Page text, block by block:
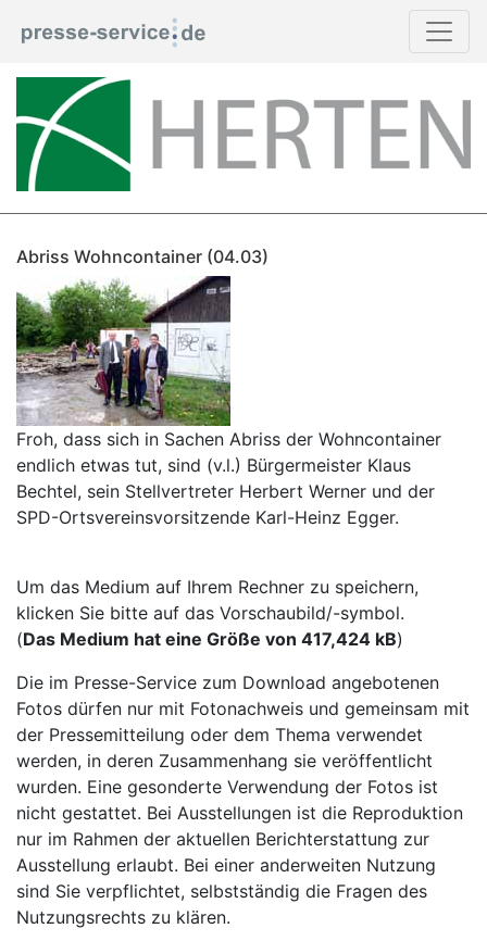
Abriss Wohncontainer (04.03)
Froh, dass sich in Sachen Abriss der Wohncontainer
endlich etwas tut, sind (v.l.) Bürgermeister Klaus
Bechtel, sein Stellvertreter Herbert Werner und der
SPD-Ortsvereinsvorsitzende Karl-Heinz Egger.
Um das Medium auf Ihrem Rechner zu speichern,
klicken Sie bitte auf das Vorschaubild/-symbol.
(Das Medium hat eine Größe von 417,424 kB)
Die im Presse-Service zum Download angebotenen
Fotos dürfen nur mit Fotonachweis und gemeinsam mit
der Pressemitteilung oder dem Thema verwendet
werden, in deren Zusammenhang sie veröffentlicht
wurden. Eine gesonderte Verwendung der Fotos ist
nicht gestattet. Bei Ausstellungen ist die Reproduktion
nur im Rahmen der aktuellen Berichterstattung zur
Ausstellung erlaubt. Bei einer anderweiten Nutzung
sind Sie verpflichtet, selbstständig die Fragen des
Nutzungsrechts zu klären.